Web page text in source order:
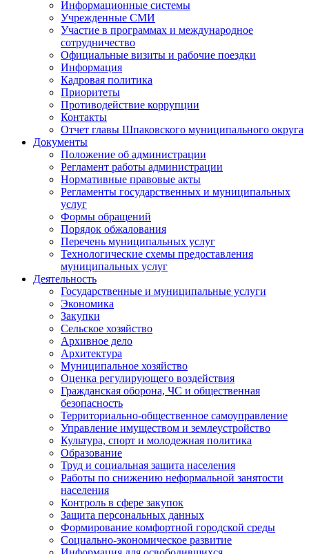
Информационные системы
Учрежденные СМИ
Участие в программах и международное
сотрудничество
Официальные визиты и рабочие поездки
Информация
Кадровая политика
Приоритеты
Противодействие коррупции
Контакты
Отчет главы Шпаковского муниципального округа
Документы
Положение об администрации
Регламент работы администрации
Нормативные правовые акты
Регламенты государственных и муниципальных
услуг
Формы обращений
Порядок обжалования
Перечень муниципальных услуг
Технологические схемы предоставления
муниципальных услуг
Деятельность
Государственные и муниципальные услуги
Экономика
Закупки
Сельское хозяйство
Архивное дело
Архитектура
Муниципальное хозяйство
Оценка регулирующего воздействия
Гражданская оборона, ЧС и общественная
безопасность
Территориально-общественное самоуправление
Управление имуществом и землеустройство
Культура, спорт и молодежная политика
Образование
Труд и социальная защита населения
Работы по снижению неформальной занятости
населения
Контроль в сфере закупок
Защита персональных данных
Формирование комфортной городской среды
Социально-экономическое развитие